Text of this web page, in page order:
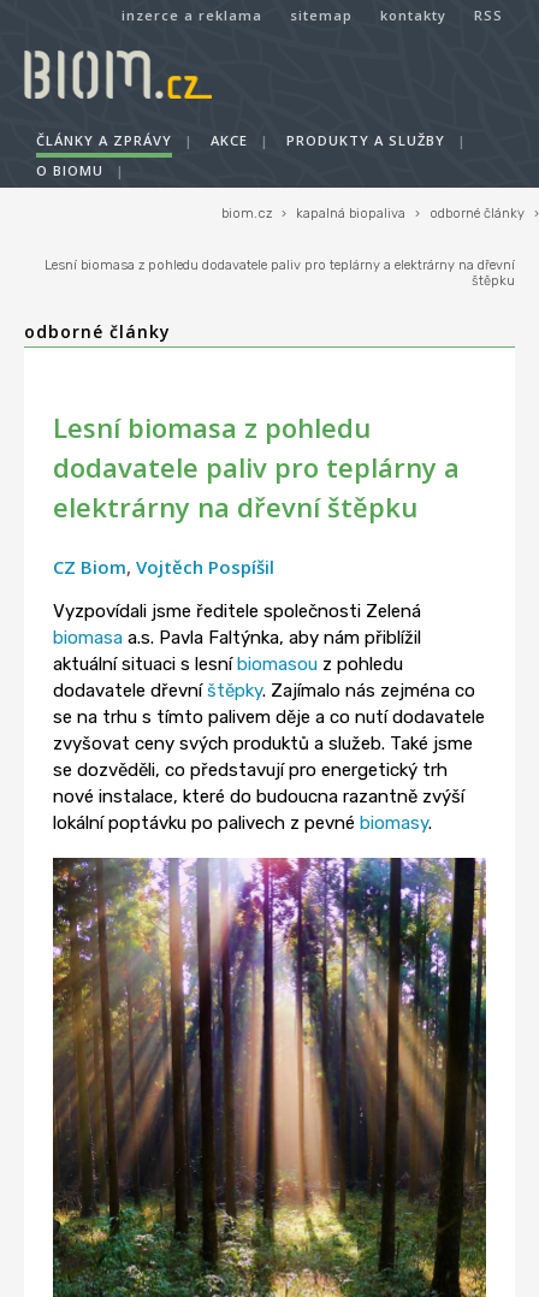
inzerce a reklama sitemap kontakty RSS
ČLÁNKY A ZPRÁVY | AKCE | PRODUKTY A SLUŽBY
|
O BIOMU
|
biom.cz › kapalná biopaliva › odborné články ›
Lesní biomasa z pohledu dodavatele paliv pro teplárny a elektrárny na dřevní
štěpku
odborné články
Lesní biomasa z pohledu
dodavatele paliv pro teplárny a
elektrárny na dřevní štěpku
CZ Biom,Vojtěch Pospíšil
Vyzpovídali jsme ředitele společnosti Zelená
biomasa a.s. Pavla Faltýnka, aby nám přiblížil
aktuální situaci s lesníbiomasou z pohledu
dodavatele dřevníštěpky. Zajímalo nás zejména co
se na trhu s tímto palivem děje a co nutí dodavatele
zvyšovat ceny svých produktů a služeb. Také jsme
se dozvěděli, co představují pro energetický trh
nové instalace, které do budoucna razantně zvýší
lokální poptávku po palivech z pevnébiomasy.